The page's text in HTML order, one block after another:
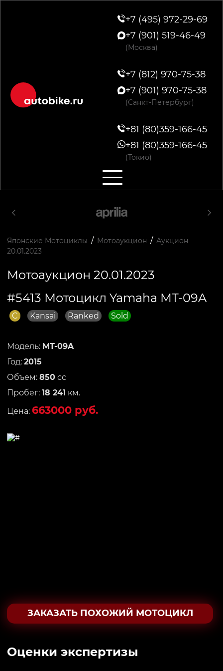
+7 (495) 972-29-69
+7 (901) 519-46-49
(Москва)
+7 (812) 970-75-38
+7 (901) 970-75-38
(Санкт-Петербург)
+81 (80)359-166-45
+81 (80)359-166-45
(Токио)
Японские Мотоциклы / Мотоаукцион / Аукцион
20.01.2023
Мотоаукцион 20.01.2023
#5413 Мотоцикл Yamaha MT-09A
C Kansai Ranked Sold
Модель: MT-09A
Год: 2015
Объем: 850 сс
Пробег: 18 241 км.
Цена: 663000 руб.
ЗАКАЗАТЬ ПОХОЖИЙ МОТОЦИКЛ
Oценки экспертизы